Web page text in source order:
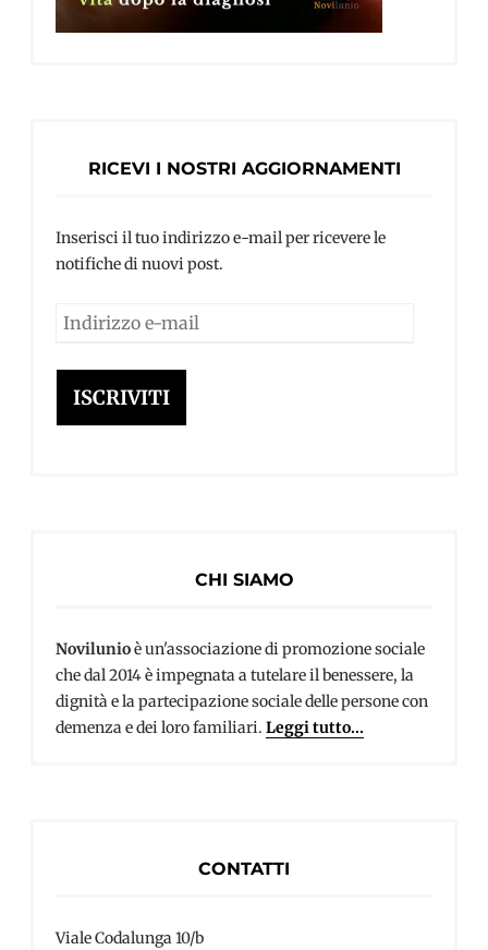
RICEVI I NOSTRI AGGIORNAMENTI
Inserisci il tuo indirizzo e-mail per ricevere le
notifiche di nuovi post.
Indirizzo
mail
ISCRIVITI
CHI SIAMO
Novilunioè un'associazione di promozione sociale
che dal 2014 è impegnata a tutelare il benessere, la
dignità e la partecipazione sociale delle persone con
demenza e dei loro familiari. Leggi tutto...
CONTATTI
Viale Codalunga 10/b